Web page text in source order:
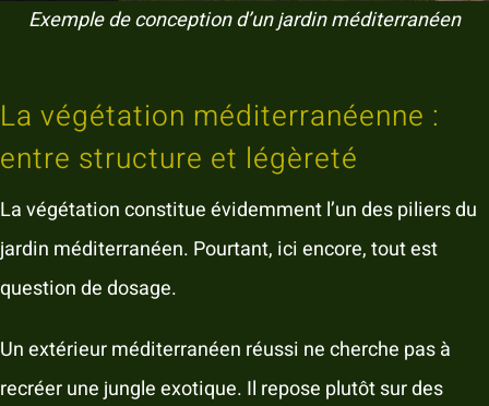
Exemple de conception d’un jardin méditerranéen
La végétation méditerranéenne :
entre structure et légèreté
La végétation constitue évidemment l’un des piliers du
jardin méditerranéen. Pourtant, ici encore, tout est
question de dosage.
Un extérieur méditerranéen réussi ne cherche pas à
recréer une jungle exotique. Il repose plutôt sur des